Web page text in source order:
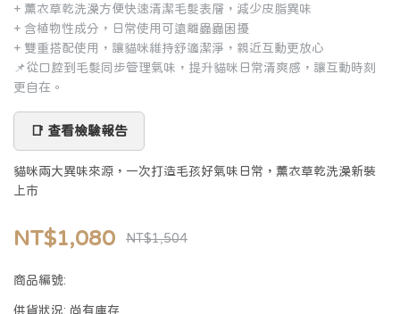
+ 薰衣草乾洗澡方便快速清潔毛髮表層，減少皮脂異味
+ 含植物性成分，日常使用可遠離蟲蟲困擾
+ 雙重搭配使用，讓貓咪維持舒適潔淨，親近互動更放心
📌從口腔到毛髮同步管理氣味，提升貓咪日常清爽感，讓互動時刻
更自在。
📑 查看檢驗報告
貓咪兩大異味來源，一次打造毛孩好氣味日常，薰衣草乾洗澡新裝
上市
NT$1,080 NT$1,504
商品編號:
供貨狀況: 尚有庫存